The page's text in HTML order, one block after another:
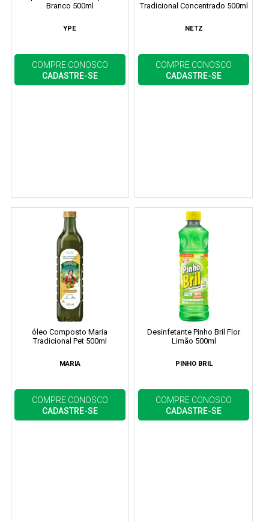
Branco 500ml
YPE
COMPRE CONOSCO
CADASTRE-SE
Tradicional Concentrado 500ml
NETZ
COMPRE CONOSCO
CADASTRE-SE
óleo Composto Maria
Tradicional Pet 500ml
MARIA
COMPRE CONOSCO
CADASTRE-SE
Desinfetante Pinho Bril Flor
Limão 500ml
PINHO BRIL
COMPRE CONOSCO
CADASTRE-SE